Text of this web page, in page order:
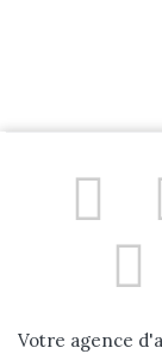
Votre agence